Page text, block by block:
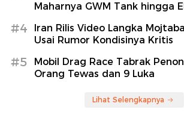
Maharnya GWM Tank hingga
#4
Iran Rilis Video Langka
Usai Rumor Kondisinya Kritis
#5
Mobil Drag Race Tabrak
Orang Tewas dan 9 Luka
Lihat Selengkapnya